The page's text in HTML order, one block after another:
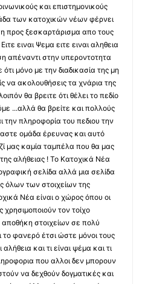
και επιστημονικούς
των κατοχικών νέων φέρνει
προς ξεσκαρτάρισμα απο τους
ειναι Ψεμα ειτε ειναι αληθεια
απέναντι στην υπεροντοτητα
μόνο με την διαδικασία της μη
να ακολουθήσεις τα χνάρια της
θα βρειτε ότι θέλει το πεδίο
...αλλά θα βρείτε και πολλούς
πληροφορία του πεδιου την
ομάδα έρευνας και αυτό
μας καμία ταμπέλα που θα μας
αλήθειας ! Το Κατοχικά Νέα
σελίδα αλλά μια σελίδα
όλων των στοιχείων της
Νέα είναι ο χώρος όπου οι
χρησιμοποιούν τον τοίχο
στοιχείων σε πολύ
φανερό έτσι ώστε μόνοι τους
και τι είναι ψέμα και τι
που αλλοι δεν μπορουν
να δεχθούν δογματικές και